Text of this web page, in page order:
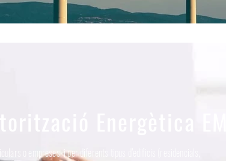
Energètica
o empreses, i per diferents tipus d’edificis (residencials,